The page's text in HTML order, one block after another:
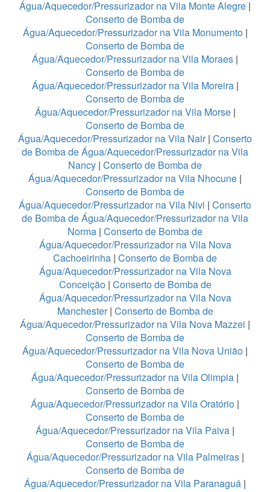
Água/Aquecedor/Pressurizador na Vila Monte Alegre |
Conserto de Bomba de
Água/Aquecedor/Pressurizador na Vila Monumento|
Conserto de Bomba de
Água/Aquecedor/Pressurizador na Vila Moraes |
Conserto de Bomba de
Água/Aquecedor/Pressurizador na Vila Moreira|
Conserto de Bomba de
Água/Aquecedor/Pressurizador na Vila Morse|
Conserto de Bomba de
Água/Aquecedor/Pressurizador na Vila Nair| Conserto
de Bomba de Água/Aquecedor/Pressurizador na Vila
Nancy | Conserto de Bomba de
Água/Aquecedor/Pressurizador na Vila Nhocune |
Conserto de Bomba de
Água/Aquecedor/Pressurizador na Vila Nivi | Conserto
de Bomba de Água/Aquecedor/Pressurizador na Vila
Norma | Conserto de Bomba de
Água/Aquecedor/Pressurizador na Vila Nova
Cachoeirinha | Conserto de Bomba de
Água/Aquecedor/Pressurizador na Vila Nova
Conceição| Conserto de Bomba de
Água/Aquecedor/Pressurizador na Vila Nova
Manchester| Conserto de Bomba de
Água/Aquecedor/Pressurizador na Vila Nova Mazzei |
Conserto de Bomba de
Água/Aquecedor/Pressurizador na Vila Nova União |
Conserto de Bomba de
Água/Aquecedor/Pressurizador na Vila Olimpia |
Conserto de Bomba de
Água/Aquecedor/Pressurizador na Vila Oratório |
Conserto de Bomba de
Água/Aquecedor/Pressurizador na Vila Paiva |
Conserto de Bomba de
Água/Aquecedor/Pressurizador na Vila Palmeiras|
Conserto de Bomba de
Água/Aquecedor/Pressurizador na Vila Paranaguá |